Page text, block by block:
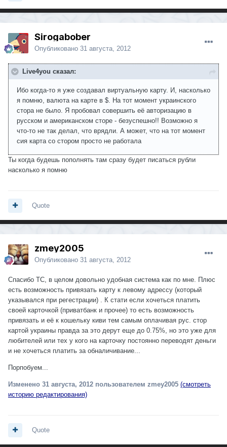
Sirogabober
Опубликовано 31 августа, 2012
Live4you сказал:
Ибо когда-то я уже создавал виртуальную карту. И, насколько
я помню, валюта на карте в $. На тот момент украинского
стора не было. Я пробовал совершить её авторизацию в
русском и американском сторе - безуспешно!! Возможно я
что-то не так делал, что врядли. А может, что на тот момент
сия карта со стором просто не работала
Ты когда будешь пополнять там сразу будет писаться рубли
насколько я помню
Quote
zmey2005
Опубликовано 31 августа, 2012
Спасибо ТС, в целом довольно удобная система как по мне. Плюс
есть возможность привязать карту к левому адрессу (который
указывался при регестрации) . К стати если хочеться платить
своей карточкой (приватбанк и прочее) то есть возможность
привязать и её к кошельку киви тем самым оплачивая рус. стор
картой украины правда за это дерут еще до 0.75%, но это уже для
любителей или тех у кого на карточку постоянно переводят деньги
и не хочеться платить за обналичивание...
Порпобуем...
Изменено 31 августа, 2012 пользователем zmey2005 (смотреть
историю редактирования)
Quote